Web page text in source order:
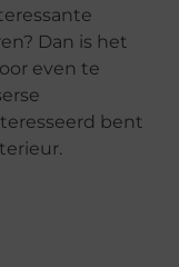
Dan is het
even te
bent